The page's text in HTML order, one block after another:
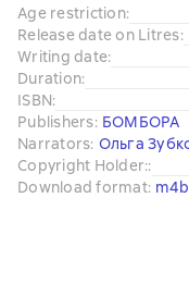
Age restriction:
Release date on Litres:
Writing date:
Duration:
ISBN:
Publishers: БОМБОРА
Narrators: Ольга
Copyright Holder::
Download format: m4b